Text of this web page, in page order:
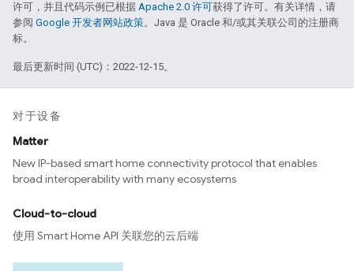
许可，并且代码示例已根据 Apache 2.0 许可获得了许可。有关详情，请
参阅 Google 开发者网站政策。Java 是 Oracle 和/或其关联公司的注册商
标。
最后更新时间 (UTC)：2022-12-15。
对于设备
Matter
New IP-based smart home connectivity protocol that enables
broad interoperability with many ecosystems
Cloud-to-cloud
使用 Smart Home API 关联您的云后端